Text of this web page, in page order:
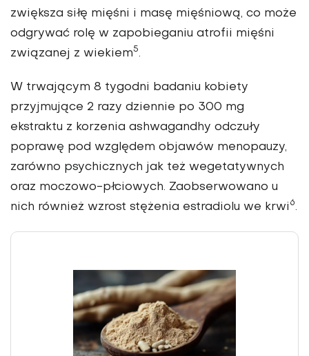
zwiększa siłę mięśni i masę mięśniową, co może
odgrywać rolę w zapobieganiu atrofii mięśni
związanej z wiekiem5.
W trwającym 8 tygodni badaniu kobiety
przyjmujące 2 razy dziennie po 300 mg
ekstraktu z korzenia ashwagandhy odczuły
poprawę pod względem objawów menopauzy,
zarówno psychicznych jak też wegetatywnych
oraz moczowo-płciowych. Zaobserwowano u
nich również wzrost stężenia estradiolu we krwi 6.